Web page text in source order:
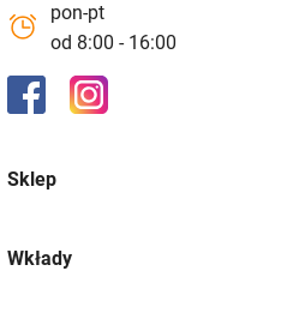
pon-pt
od 8:00 - 16:00
Sklep
Wkłady